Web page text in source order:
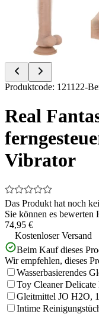
Item
of
10
Produktcode: 121122-
Real
Vibrator
Das Produkt hat noch
Sie können es bewerten
74,95 €
Kostenloser Versand
Beim Kauf dieses
Wir empfehlen, dieses
Wasserbasierendes
Toy Cleaner
Gleitmittel JO H2O,
Intime